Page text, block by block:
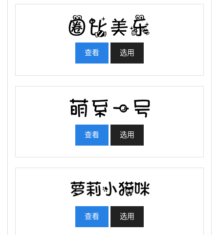
查看 选用
查看 选用
查看 选用